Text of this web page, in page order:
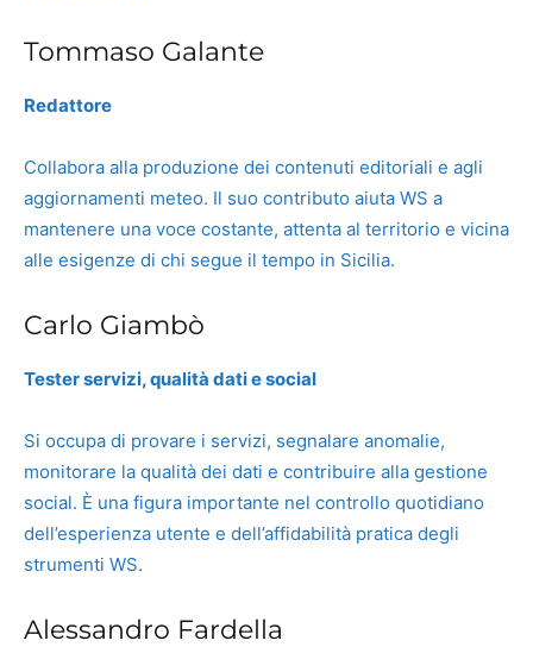
Tommaso Galante
Redattore
Collabora alla produzione dei contenuti editoriali e agli
aggiornamenti meteo. Il suo contributo aiuta WS a
mantenere una voce costante, attenta al territorio e vicina
alle esigenze di chi segue il tempo in Sicilia.
Carlo Giambò
Tester servizi, qualità dati e social
Si occupa di provare i servizi, segnalare anomalie,
monitorare la qualità dei dati e contribuire alla gestione
social. È una figura importante nel controllo quotidiano
dell’esperienza utente e dell’affidabilità pratica degli
strumenti WS.
Alessandro Fardella